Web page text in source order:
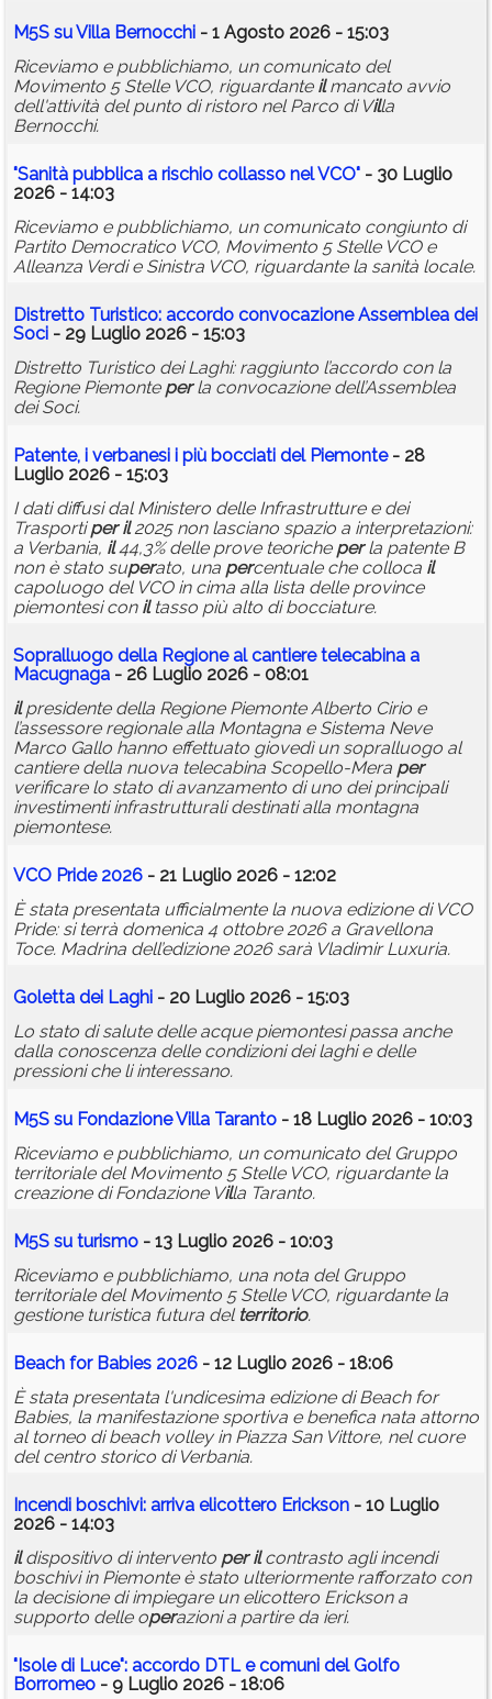
M5S su Villa Bernocchi - 1 Agosto 2026 - 15:03
Riceviamo e pubblichiamo, un comunicato del
Movimento 5 Stelle VCO, riguardante ilmancato avvio
dell'attività del punto di ristoro nel Parco di Villa
Bernocchi.
"Sanità pubblica a rischio collasso nel VCO" - 30 Luglio
2026 - 14:03
Riceviamo e pubblichiamo, un comunicato congiunto di
Partito Democratico VCO, Movimento 5 Stelle VCO e
Alleanza Verdi e Sinistra VCO, riguardante la sanità locale.
Distretto Turistico: accordo convocazione Assemblea dei
Soci - 29 Luglio 2026 - 15:03
Distretto Turistico dei Laghi: raggiunto l’accordo con la
Regione Piemonte perla convocazione dell’Assemblea
dei Soci.
Patente, i verbanesi i più bocciati del Piemonte- 28
Luglio 2026 - 15:03
I dati diffusi dal Ministero delle Infrastrutture e dei
Trasportiper il2025 non lasciano spazio a interpretazioni:
a Verbania, il44,3% delle prove teoriche perla patente B
non è stato superato, una percentuale che colloca il
capoluogo del VCO in cima alla lista delle province
piemontesi con iltasso più alto di bocciature.
Sopralluogo della Regione al cantiere telecabina a
Macugnaga - 26 Luglio 2026 - 08:01
ilpresidente della Regione Piemonte Alberto Cirio e
l’assessore regionale alla Montagna e Sistema Neve
Marco Gallo hanno effettuato giovedì un sopralluogo al
cantiere della nuova telecabina Scopello-Mera per
verificare lo stato di avanzamento di uno dei principali
investimenti infrastrutturali destinati alla montagna
piemontese.
VCO Pride 2026 - 21 Luglio 2026 - 12:02
È stata presentata ufficialmente la nuova edizione di VCO
Pride: si terrà domenica 4 ottobre 2026 a Gravellona
Toce. Madrina dell’edizione 2026 sarà Vladimir Luxuria.
Goletta dei Laghi - 20 Luglio 2026 - 15:03
Lo stato di salute delle acque piemontesi passa anche
dalla conoscenza delle condizioni dei laghi e delle
pressioni che li interessano.
M5S su Fondazione Villa Taranto - 18 Luglio 2026 - 10:03
Riceviamo e pubblichiamo, un comunicato del Gruppo
territoriale del Movimento 5 Stelle VCO, riguardante la
creazione di Fondazione Villa Taranto.
M5S su turismo - 13 Luglio 2026 - 10:03
Riceviamo e pubblichiamo, una nota del Gruppo
territoriale del Movimento 5 Stelle VCO, riguardante la
gestione turistica futura del territorio.
Beach for Babies 2026 - 12 Luglio 2026 - 18:06
È stata presentata l'undicesima edizione di Beach for
Babies, la manifestazione sportiva e benefica nata attorno
al torneo di beach volley in Piazza San Vittore, nel cuore
del centro storico di Verbania.
Incendi boschivi: arriva elicottero Erickson - 10 Luglio
2026 - 14:03
ildispositivo di intervento per ilcontrasto agli incendi
boschivi in Piemonte è stato ulteriormente rafforzato con
la decisione di impiegare un elicottero Erickson a
supporto delle operazioni a partire da ieri.
"Isole di Luce": accordo DTL e comuni del Golfo
Borromeo - 9 Luglio 2026 - 18:06